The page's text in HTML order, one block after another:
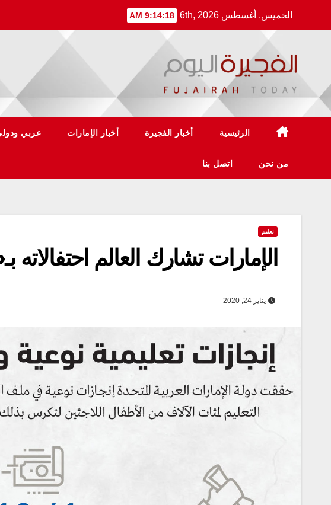
الخميس. أغسطس 6th, 2026 9:14:20 AM
الرئيسية أخبار الفجيرة أخبار الإمارات عربي
من نحن اتصل بنا
تعليم
الإمارات تشارك العالم احتفالاته
يناير 24, 2020